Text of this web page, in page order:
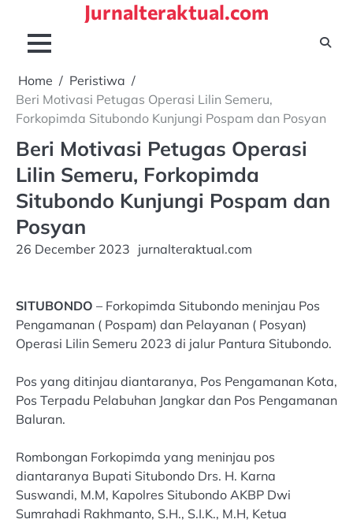
content
Jurnalteraktual.com
Home
Peristiwa
Beri Motivasi Petugas Operasi Lilin Semeru,
Forkopimda Situbondo Kunjungi Pospam dan Posyan
Beri Motivasi Petugas Operasi
Lilin Semeru, Forkopimda
Situbondo Kunjungi Pospam dan
Posyan
26 December 2023 jurnalteraktual.com
SITUBONDO – Forkopimda Situbondo meninjau Pos
Pengamanan ( Pospam) dan Pelayanan ( Posyan)
Operasi Lilin Semeru 2023 di jalur Pantura Situbondo.
Pos yang ditinjau diantaranya, Pos Pengamanan Kota,
Pos Terpadu Pelabuhan Jangkar dan Pos Pengamanan
Baluran.
Rombongan Forkopimda yang meninjau pos
diantaranya Bupati Situbondo Drs. H. Karna
Suswandi, M.M, Kapolres Situbondo AKBP Dwi
Sumrahadi Rakhmanto, S.H., S.I.K., M.H, Ketua